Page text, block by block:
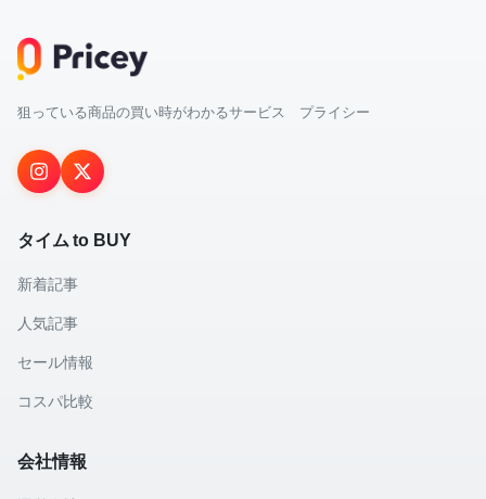
狙っている商品の買い時がわかるサービス プライシー
タイム to BUY
新着記事
人気記事
セール情報
コスパ比較
会社情報